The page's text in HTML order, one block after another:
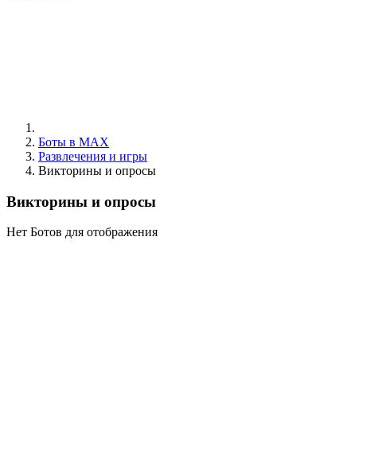
Боты в MAX
Развлечения и игры
Викторины и опросы
Викторины и опросы
Нет Ботов для отображения